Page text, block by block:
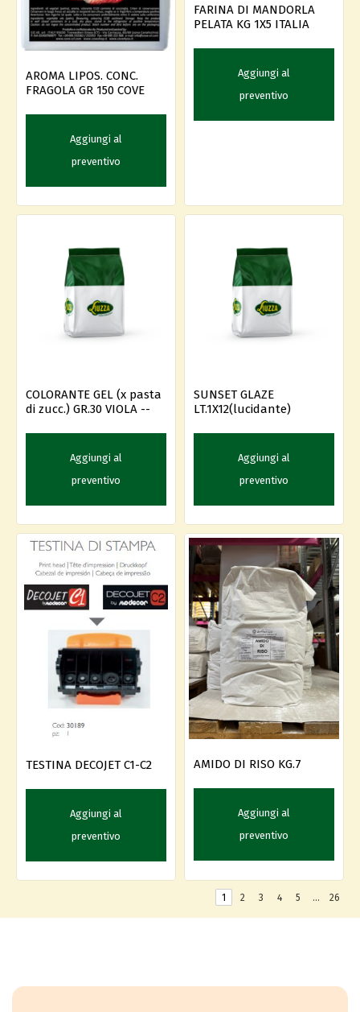
AROMA LIPOS. CONC.
FRAGOLA GR 150 COVE
Aggiungi al
preventivo
FARINA DI MANDORLA
PELATA KG 1X5 ITALIA
Aggiungi al
preventivo
COLORANTE GEL (x pasta
di zucc.) GR.30 VIOLA --
Aggiungi al
preventivo
SUNSET GLAZE
LT.1X12(lucidante)
Aggiungi al
preventivo
TESTINA DECOJET C1-C2
Aggiungi al
preventivo
AMIDO DI RISO KG.7
Aggiungi al
preventivo
1 2 3 4 5 … 26